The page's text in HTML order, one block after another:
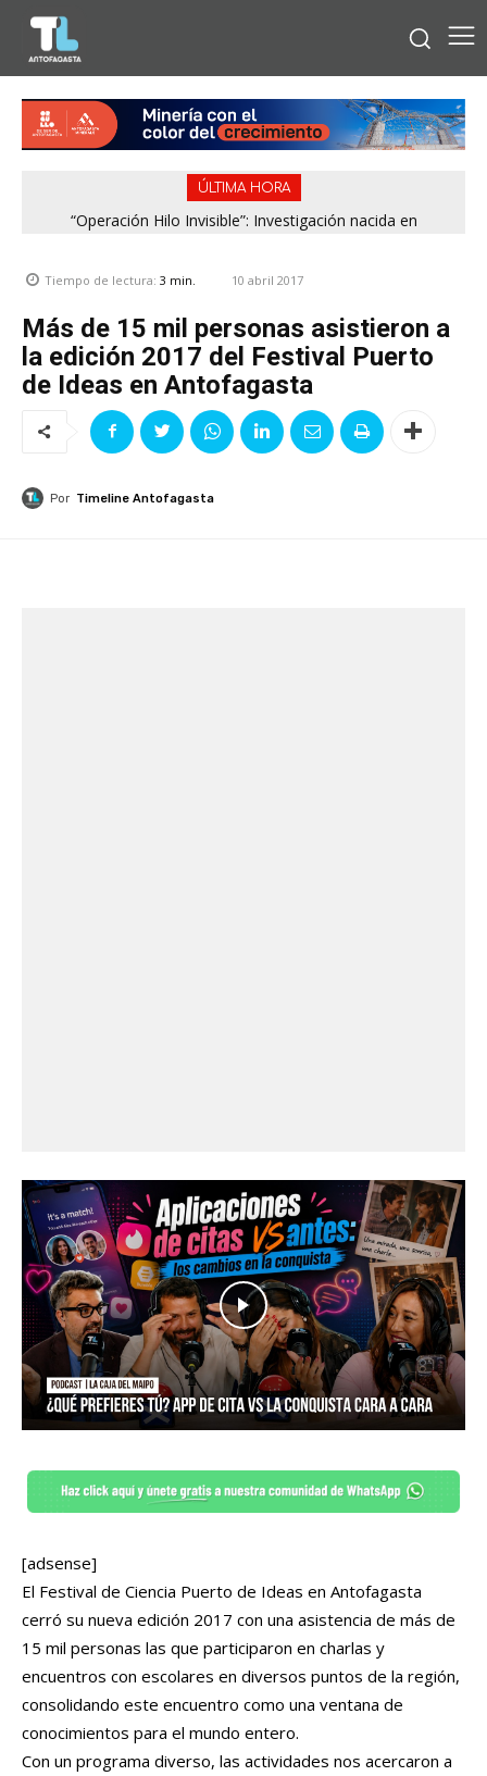
ÚLTIMA HORA
“Operación Hilo Invisible”: Investigación nacida en
Tiempo de lectura: 3 min. 10 abril 2017
Más de 15 mil personas asistieron a
la edición 2017 del Festival Puerto
de Ideas en Antofagasta
Por Timeline Antofagasta
[adsense]
El Festival de Ciencia Puerto de Ideas en Antofagasta
cerró su nueva edición 2017 con una asistencia de más de
15 mil personas las que participaron en charlas y
encuentros con escolares en diversos puntos de la región,
consolidando este encuentro como una ventana de
conocimientos para el mundo entero.
Con un programa diverso, las actividades nos acercaron a